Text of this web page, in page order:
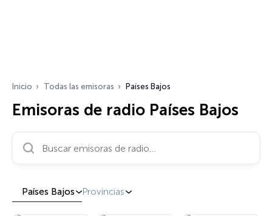
Inicio Todas las emisoras Países Bajos
Emisoras de radio Países Bajos
Buscar emisoras de radio…
Países Bajos Provincias